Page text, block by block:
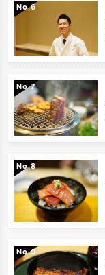
No.
No.
No.
No.